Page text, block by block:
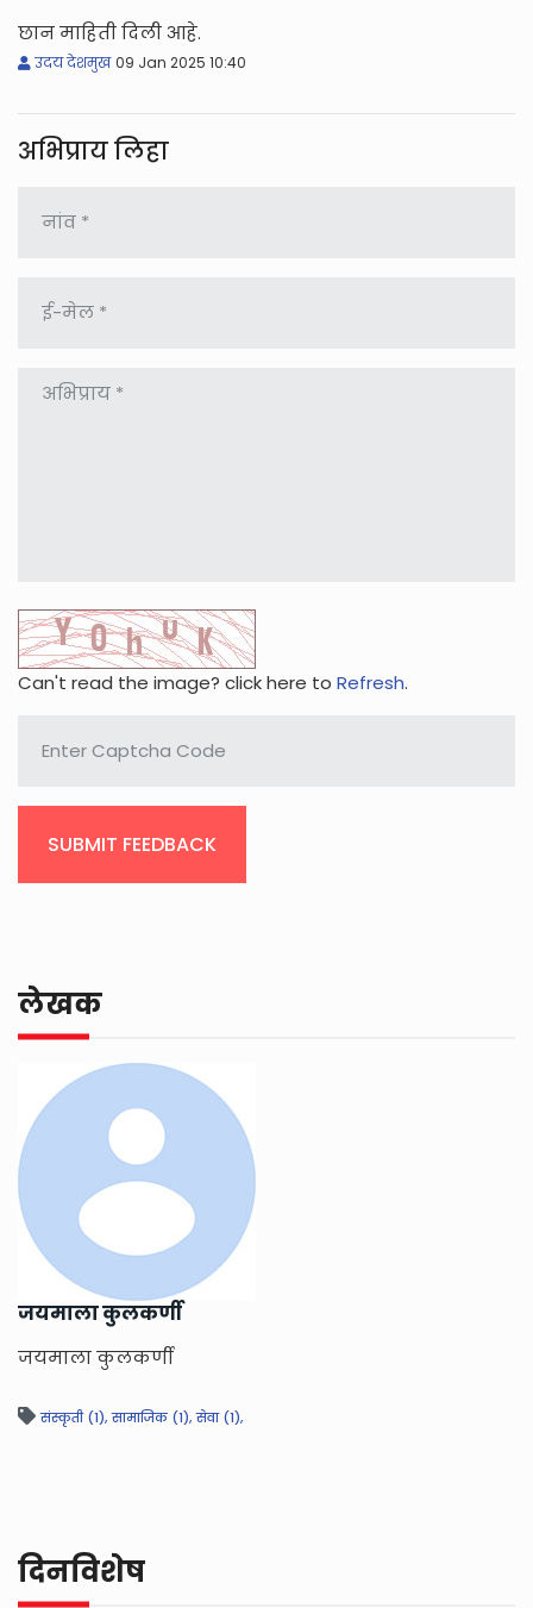
छान माहिती दिली आहे.
उदय देशमुख 09 Jan 2025 10:40
अभिप्राय लिहा
Can't read the image? click here to Refresh.
SUBMIT FEEDBACK
लेखक
जयमाला कुलकर्णी
जयमाला कुलकर्णी
संस्कृती (1), सामाजिक (1), सेवा (1),
दिनविशेष